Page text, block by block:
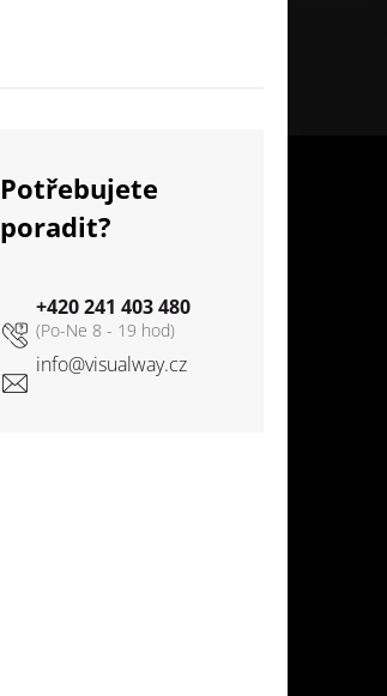
Potřebujete
poradit?
info@visualway.cz
+420 241 403 480